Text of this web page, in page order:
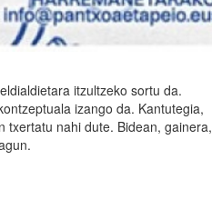
itzultzeko sortu da.
izango da. Kantutegia,
txertatu nahi dute. Bidean, gainera,